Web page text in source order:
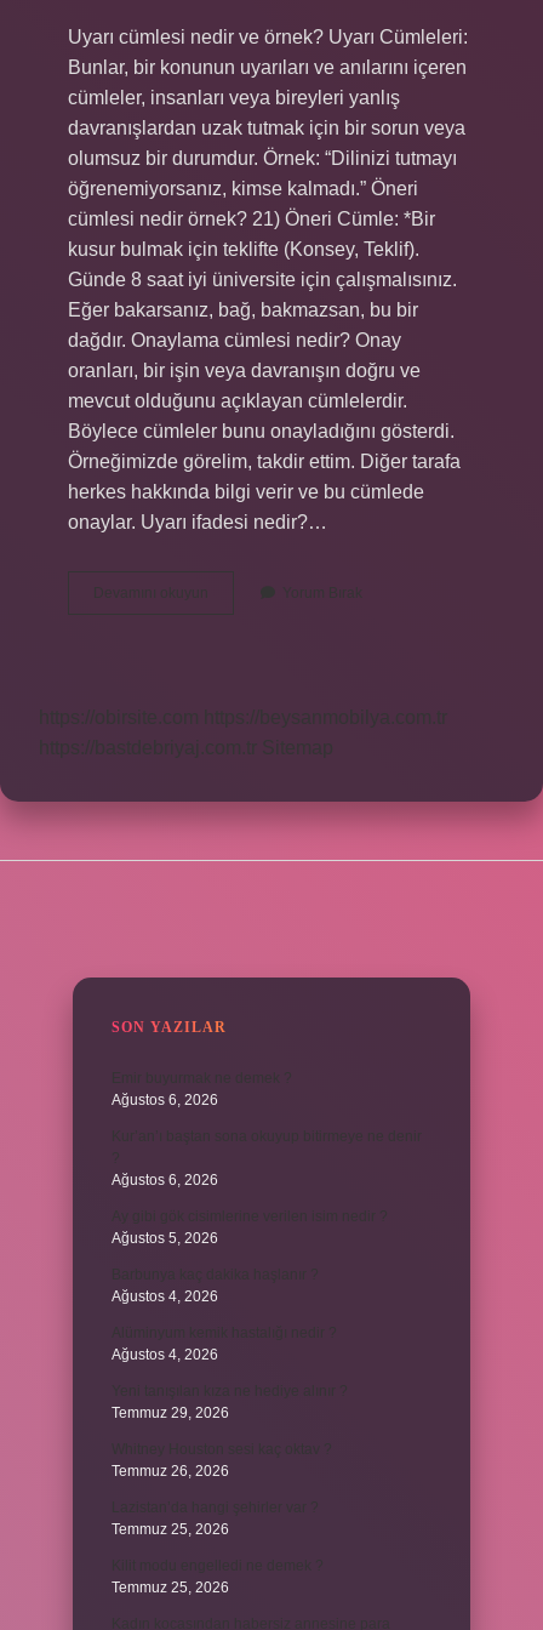
Uyarı cümlesi nedir ve örnek? Uyarı Cümleleri:
Bunlar, bir konunun uyarıları ve anılarını içeren
cümleler, insanları veya bireyleri yanlış
davranışlardan uzak tutmak için bir sorun veya
olumsuz bir durumdur. Örnek: “Dilinizi tutmayı
öğrenemiyorsanız, kimse kalmadı.” Öneri
cümlesi nedir örnek? 21) Öneri Cümle: *Bir
kusur bulmak için teklifte (Konsey, Teklif).
Günde 8 saat iyi üniversite için çalışmalısınız.
Eğer bakarsanız, bağ, bakmazsan, bu bir
dağdır. Onaylama cümlesi nedir? Onay
oranları, bir işin veya davranışın doğru ve
mevcut olduğunu açıklayan cümlelerdir.
Böylece cümleler bunu onayladığını gösterdi.
Örneğimizde görelim, takdir ettim. Diğer tarafa
herkes hakkında bilgi verir ve bu cümlede
onaylar. Uyarı ifadesi nedir?…
Devamını okuyun
Ifadeleri
Yorum Bırak
https://obirsite.com
https://beysanmobilya.com.tr
https://bastdebriyaj.com.tr Sitemap
SON YAZILAR
Ağustos 6, 2026
Kur’an’ı baştan sona okuyup bitirmeye ne denir
Ağustos 6, 2026
Ağustos 5, 2026
Ağustos 4, 2026
Ağustos 4, 2026
Temmuz 29, 2026
Temmuz 26, 2026
Temmuz 25, 2026
Temmuz 25, 2026